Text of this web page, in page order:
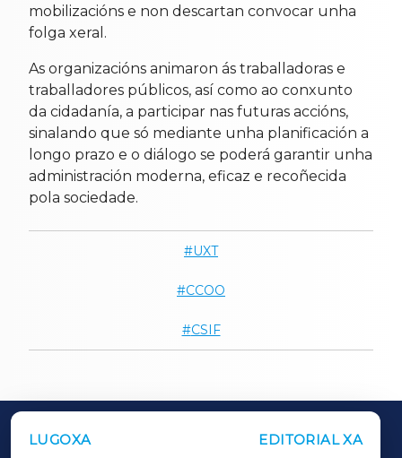
mobilizacións e non descartan convocar unha
folga xeral.
As organizacións animaron ás traballadoras e
traballadores públicos, así como ao conxunto
da cidadanía, a participar nas futuras accións,
sinalando que só mediante unha planificación a
longo prazo e o diálogo se poderá garantir unha
administración moderna, eficaz e recoñecida
pola sociedade.
UXT
CCOO
CSIF
LUGOXA EDITORIAL XA
OUTROS PERIÓDICOS